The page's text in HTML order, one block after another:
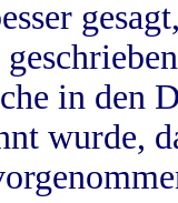
in
wurde,